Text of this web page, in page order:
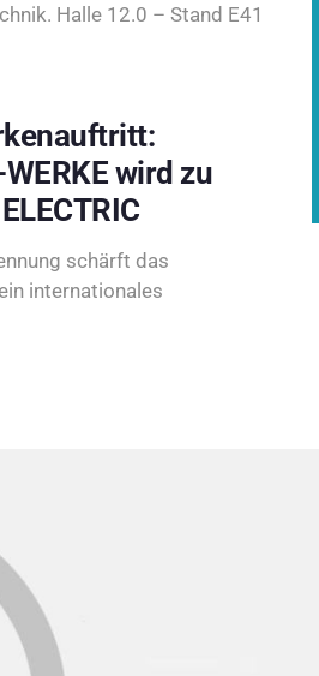
Halle 12.0 – Stand E41
wird zu
schärft das
internationales